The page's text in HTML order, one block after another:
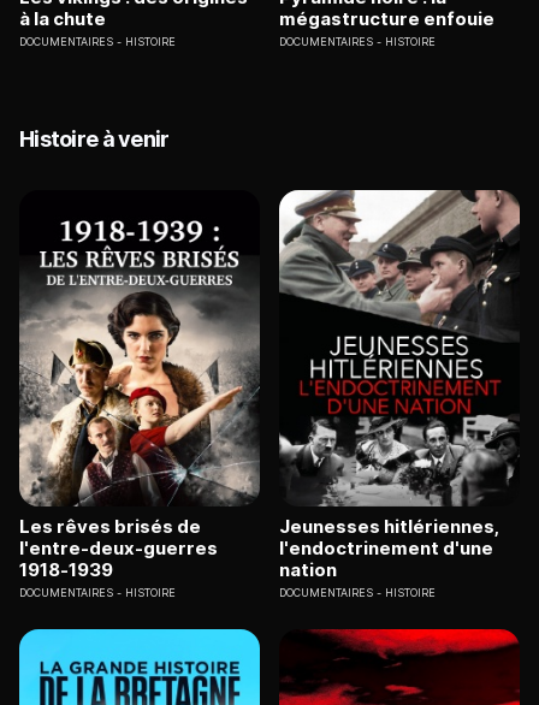
à la chute
DOCUMENTAIRES HISTOIRE
mégastructure enfouie
DOCUMENTAIRES HISTOIRE
Histoire à venir
Les rêves brisés de
l'entre-deux-guerres
1918-1939
DOCUMENTAIRES HISTOIRE
Jeunesses hitlériennes,
l'endoctrinement d'une
nation
DOCUMENTAIRES HISTOIRE